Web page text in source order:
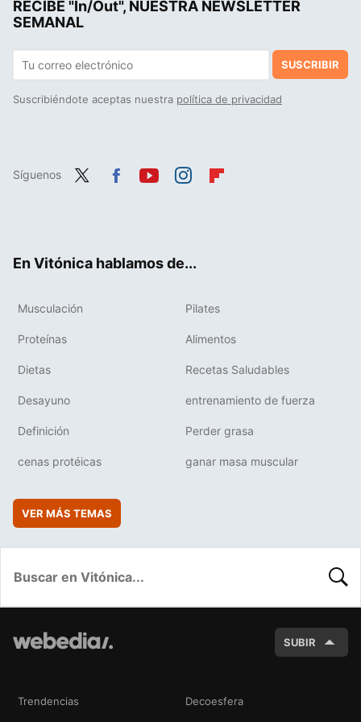
RECIBE "In/Out", NUESTRA NEWSLETTER
SEMANAL
SUSCRIBIR
Suscribiéndote aceptas nuestra política de privacidad
Síguenos
En Vitónica hablamos de...
Musculación Pilates
Proteínas Alimentos
Dietas Recetas Saludables
Desayuno entrenamiento de fuerza
Definición Perder grasa
cenas protéicas ganar masa muscular
VER MÁS TEMAS
SUBIR
Trendencias Decoesfera